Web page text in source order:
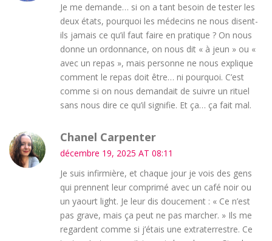
Je me demande… si on a tant besoin de tester les
deux états, pourquoi les médecins ne nous disent-
ils jamais ce qu’il faut faire en pratique ? On nous
donne un ordonnance, on nous dit « à jeun » ou «
avec un repas », mais personne ne nous explique
comment le repas doit être… ni pourquoi. C’est
comme si on nous demandait de suivre un rituel
sans nous dire ce qu’il signifie. Et ça… ça fait mal.
Chanel Carpenter
décembre 19, 2025 AT 08:11
Je suis infirmière, et chaque jour je vois des gens
qui prennent leur comprimé avec un café noir ou
un yaourt light. Je leur dis doucement : « Ce n’est
pas grave, mais ça peut ne pas marcher. » Ils me
regardent comme si j’étais une extraterrestre. Ce